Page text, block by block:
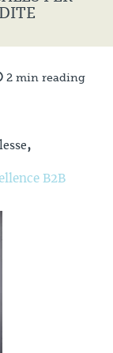
2 min reading
,
B2B